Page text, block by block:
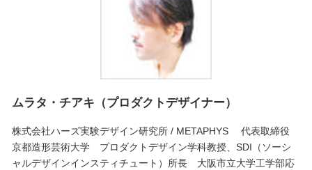
ムラタ・チアキ（プロダクトデザイナー）
株式会社ハーズ実験デザイン研究所 / METAPHYS 代表取締役
京都造形芸術大学 プロダクトデザイン学科教授、SDI（ソーシ
ャルデザインインスティチュート）所長 大阪市立大学工学部応